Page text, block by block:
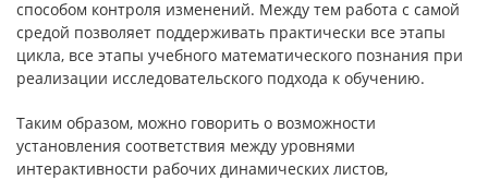
способом контроля изменений. Между тем работа с самой
средой позволяет поддерживать практически все этапы
цикла, все этапы учебного математического познания при
реализации исследовательского подхода к обучению.
Таким образом, можно говорить о возможности
установления соответствия между уровнями
интерактивности рабочих динамических листов,